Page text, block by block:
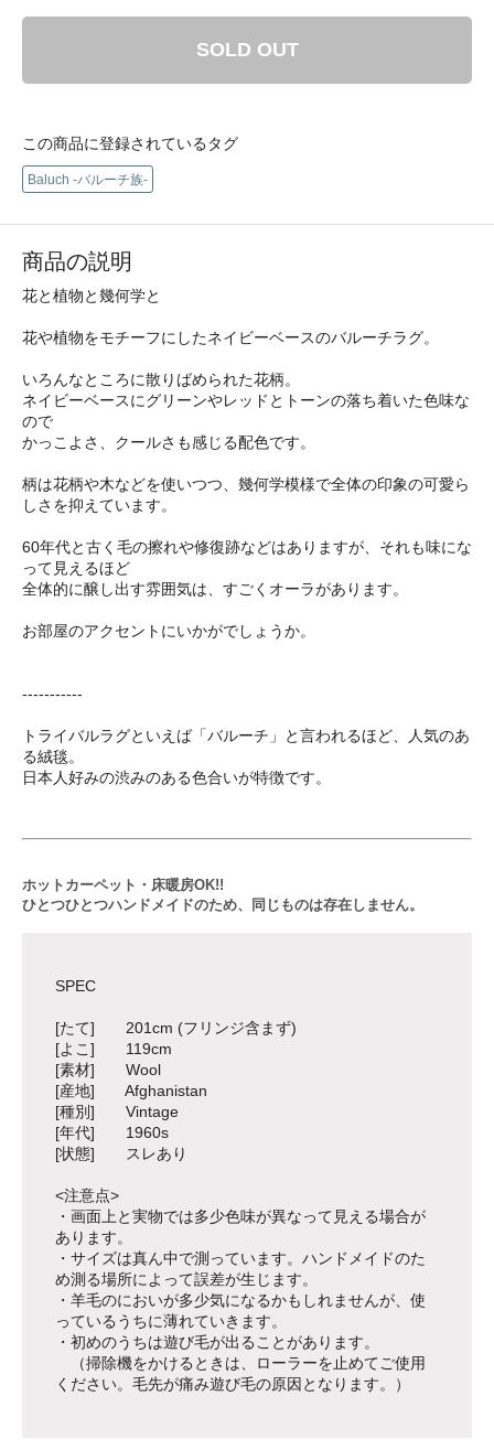
SOLD OUT
この商品に登録されているタグ
Baluch -バルーチ族-
商品の説明
花と植物と幾何学と
花や植物をモチーフにしたネイビーベースのバルーチラグ。
いろんなところに散りばめられた花柄。
ネイビーベースにグリーンやレッドとトーンの落ち着いた色味な
ので
かっこよさ、クールさも感じる配色です。
柄は花柄や木などを使いつつ、幾何学模様で全体の印象の可愛ら
しさを抑えています。
60年代と古く毛の擦れや修復跡などはありますが、それも味にな
って見えるほど
全体的に醸し出す雰囲気は、すごくオーラがあります。
お部屋のアクセントにいかがでしょうか。
-----------
トライバルラグといえば「バルーチ」と言われるほど、人気のあ
る絨毯。
日本人好みの渋みのある色合いが特徴です。
ホットカーペット・床暖房OK!!
ひとつひとつハンドメイドのため、同じものは存在しません。
SPEC
[たて] 201cm (フリンジ含まず)
[よこ] 119cm
[素材] Wool
[産地] Afghanistan
[種別] Vintage
[年代] 1960s
[状態] スレあり
<注意点>
・画面上と実物では多少色味が異なって見える場合が
あります。
・サイズは真ん中で測っています。ハンドメイドのた
め測る場所によって誤差が生じます。
・羊毛のにおいが多少気になるかもしれませんが、使
っているうちに薄れていきます。
・初めのうちは遊び毛が出ることがあります。
（掃除機をかけるときは、ローラーを止めてご使用
ください。毛先が痛み遊び毛の原因となります。）